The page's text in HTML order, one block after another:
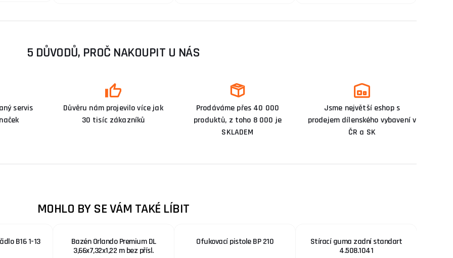
5 DŮVODŮ, PROČ NAKOUPIT U NÁS
servis
Důvěru nám projevilo více jak
30 tisíc zákazníků
Prodáváme přes 40 000
produktů, z toho 8 000 je
SKLADEM
Jsme největší eshop s
prodejem dílenského vybavení v
ČR a SK
MOHLO BY SE VÁM TAKÉ LÍBIT
B16 1-13
Bazén Orlando Premium DL
3,66x7,32x1,22 m bez přísl.
Ofukovací pistole BP 210
Stírací guma zadní standart
4.508.1041